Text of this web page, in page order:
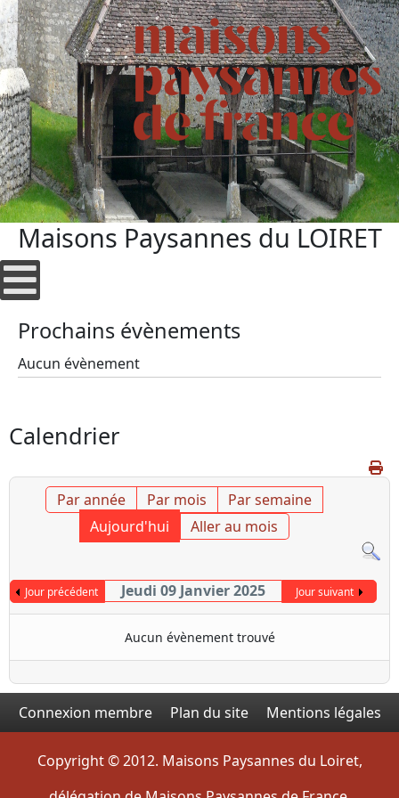
Maisons Paysannes du LOIRET
Prochains évènements
Aucun évènement
Calendrier
Par année Par mois
Par semaine
Aujourd'hui
Aller au mois
Jour précédent Jeudi 09 Janvier 2025 Jour suivant
Aucun évènement trouvé
Connexion membre Plan du site Mentions légales
Copyright © 2012. Maisons Paysannes du Loiret,